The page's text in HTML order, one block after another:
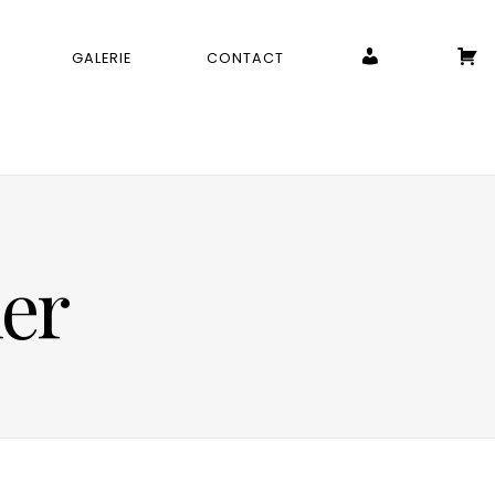
GALERIE CONTACT MON COMPTE